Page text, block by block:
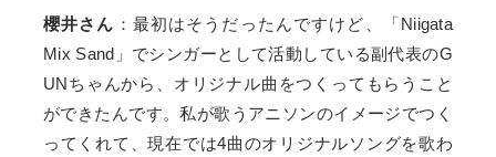
櫻井さん ：最初はそうだったんですけど、「Niigata
Mix Sand」でシンガーとして活動している副代表のG
UNちゃんから、オリジナル曲をつくってもらうこと
ができたんです。私が歌うアニソンのイメージでつく
ってくれて、現在では4曲のオリジナルソングを歌わ